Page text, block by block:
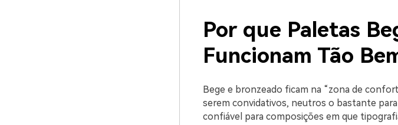
Por que Paletas
Funcionam Tão
Bege e bronzeado ficam na “zona de
serem convidativos, neutros o bastante
confiável para composições em que